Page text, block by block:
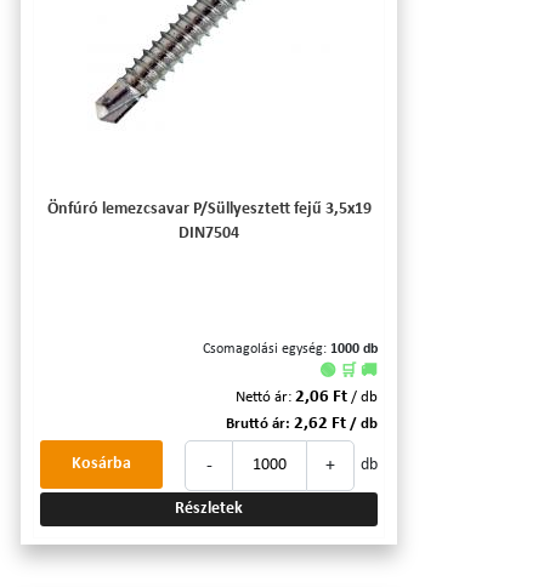
Önfúró lemezcsavar P/Süllyesztett fejű 3,5x19
DIN7504
Csomagolási egység: 1000 db
🟢 🛒 🚚
Nettó ár: 2,06 Ft / db
Bruttó ár: 2,62 Ft / db
- + db
Kosárba
Részletek